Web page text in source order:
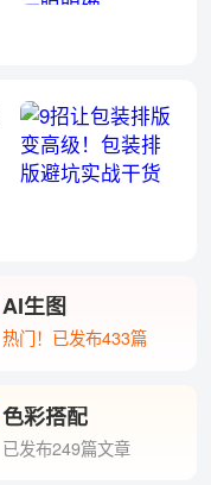
AI生图
热门！已发布433篇
色彩搭配
已发布249篇文章